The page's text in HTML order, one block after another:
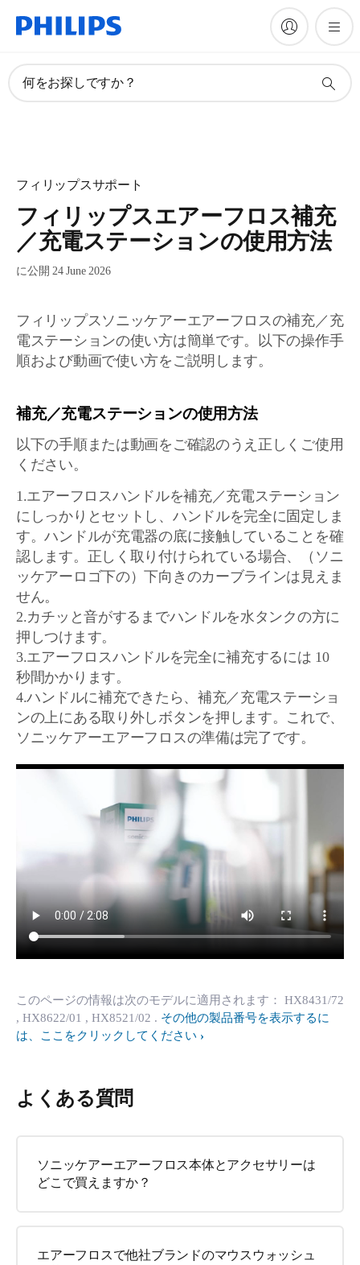
何をお探しですか？
フィリップスサポート
フィリップスエアーフロス補充
／充電ステーションの使用方法
に公開 24 June 2026
フィリップスソニッケアーエアーフロスの補充／充
電ステーションの使い方は簡単です。以下の操作手
順および動画で使い方をご説明します。
補充／充電ステーションの使用方法
以下の手順または動画をご確認のうえ正しくご使用
ください。
1.エアーフロスハンドルを補充／充電ステーション
にしっかりとセットし、ハンドルを完全に固定しま
す。ハンドルが充電器の底に接触していることを確
認します。正しく取り付けられている場合、（ソニ
ッケアーロゴ下の）下向きのカーブラインは見えま
せん。
2.カチッと音がするまでハンドルを水タンクの方に
押しつけます。
3.エアーフロスハンドルを完全に補充するには 10
秒間かかります。
4.ハンドルに補充できたら、補充／充電ステーショ
ンの上にある取り外しボタンを押します。これで、
ソニッケアーエアーフロスの準備は完了です。
このページの情報は次のモデルに適用されます： HX8431/72
, HX8622/01 , HX8521/02 . その他の製品番号を表示するに
は、ここをクリックしてください
よくある質問
ソニッケアーエアーフロス本体とアクセサリーは
どこで買えますか？
エアーフロスで他社ブランドのマウスウォッシュ